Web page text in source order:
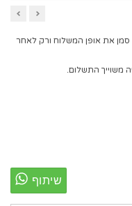
את אופן המשלוח ורק לאחר
משוייך התשלום.